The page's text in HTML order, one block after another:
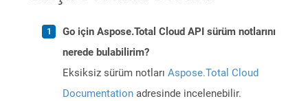
Go için Aspose.Total Cloud API sürüm notlarını
nerede bulabilirim?
Eksiksiz sürüm notları Aspose.Total Cloud
Documentation adresinde incelenebilir.